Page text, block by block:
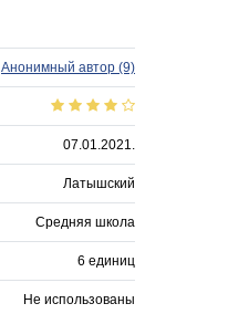
Анонимный автор (9)
07.01.2021.
Латышский
Средняя школа
6 единиц
Не использованы